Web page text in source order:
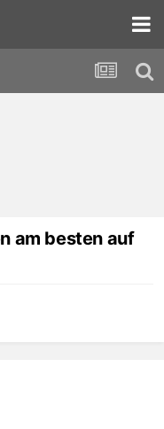
am besten auf